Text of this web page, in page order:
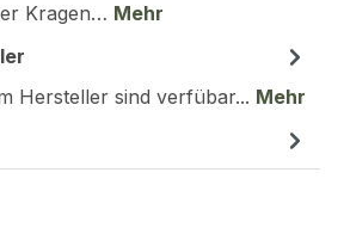
Kragen… Mehr
Hersteller sind verfübar... Mehr